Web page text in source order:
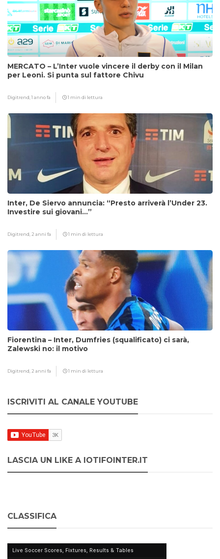
MERCATO – L’Inter vuole vincere il derby con il Milan
per Leoni. Si punta sul fattore Chivu
Digitrend,1 anno fa 1 min di lettura
Inter, De Siervo annuncia: “Presto arriverà l’Under 23.
Investire sui giovani…”
Digitrend, 2 anni fa 1 min di lettura
Fiorentina – Inter, Dumfries (squalificato) ci sarà,
Zalewski no: il motivo
Digitrend, 2 anni fa 1 min di lettura
ISCRIVITI AL CANALE YOUTUBE
LASCIA UN LIKE A IOTIFOINTER.IT
CLASSIFICA